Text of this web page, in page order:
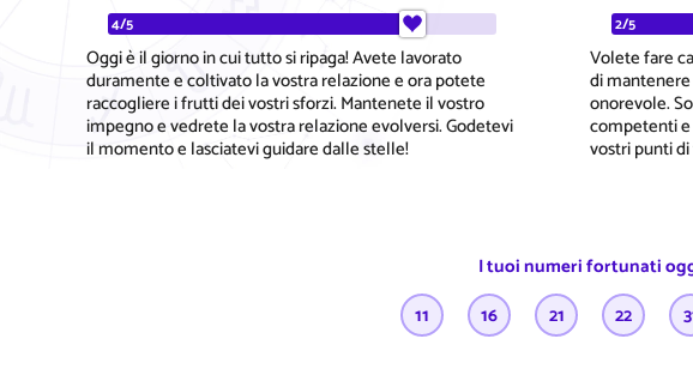
4/5
Oggi è il giorno in cui tutto si ripaga! Avete lavorato
duramente e coltivato la vostra relazione e ora potete
raccogliere i frutti dei vostri sforzi. Mantenete il vostro
impegno e vedrete la vostra relazione evolversi. Godetevi
il momento e lasciatevi guidare dalle stelle!
2/5
Volete fare
di
onorevole.
competenti
vostri punti
I tuoi numeri fortunati
11
16 21 22